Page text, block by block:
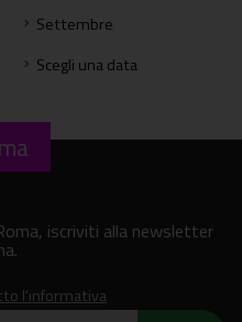
Settembre
Scegli una data
iscriviti alla newsletter
l'informativa